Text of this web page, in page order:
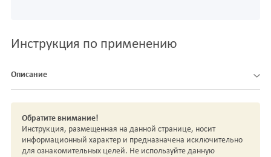
Инструкция по применению
Описание
Обратите внимание!
Инструкция, размещенная на данной странице, носит
информационный характер и предназначена исключительно
для ознакомительных целей. Не используйте данную